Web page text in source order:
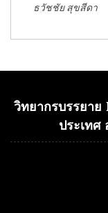
ธวัชชัย สุขสีดา
วิทยากรบรรยาย
ประเท